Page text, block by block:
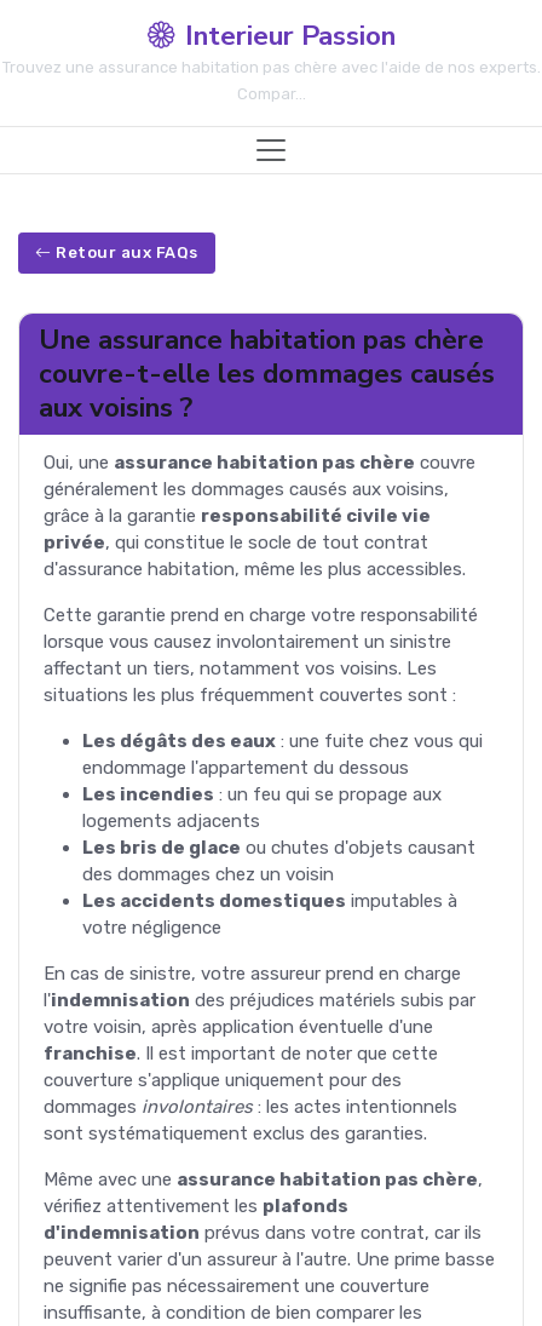
Interieur Passion
Trouvez une assurance habitation pas chère avec l'aide de nos experts.
Compar...
Retour aux FAQs
Une assurance habitation pas chère
couvre-t-elle les dommages causés
aux voisins ?
Oui, une assurance habitation pas chère couvre
généralement les dommages causés aux voisins,
grâce à la garantie responsabilité civile vie
privée, qui constitue le socle de tout contrat
d'assurance habitation, même les plus accessibles.
Cette garantie prend en charge votre responsabilité
lorsque vous causez involontairement un sinistre
affectant un tiers, notamment vos voisins. Les
situations les plus fréquemment couvertes sont :
Les dégâts des eaux : une fuite chez vous qui
endommage l'appartement du dessous
Les incendies : un feu qui se propage aux
logements adjacents
Les bris de glace ou chutes d'objets causant
des dommages chez un voisin
Les accidents domestiques imputables à
votre négligence
En cas de sinistre, votre assureur prend en charge
l'indemnisation des préjudices matériels subis par
votre voisin, après application éventuelle d'une
franchise. Il est important de noter que cette
couverture s'applique uniquement pour des
dommages involontaires: les actes intentionnels
sont systématiquement exclus des garanties.
Même avec une assurance habitation pas chère,
vérifiez attentivement les plafonds
d'indemnisation prévus dans votre contrat, car ils
peuvent varier d'un assureur à l'autre. Une prime basse
ne signifie pas nécessairement une couverture
insuffisante, à condition de bien comparer les